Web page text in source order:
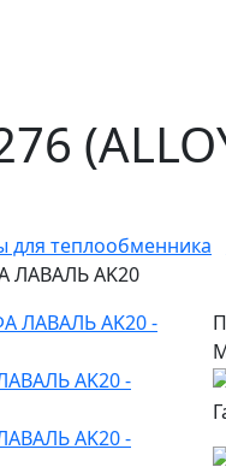
для теплообменника
ЛАВАЛЬ AK20